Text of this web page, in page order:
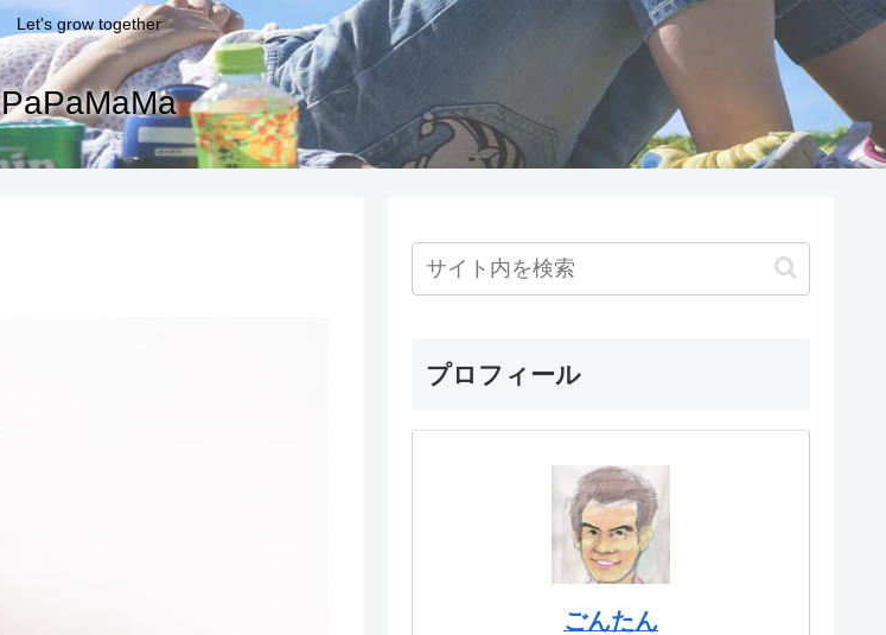
Let's grow together
PaPaMaMa
プロフィール
ごんたん